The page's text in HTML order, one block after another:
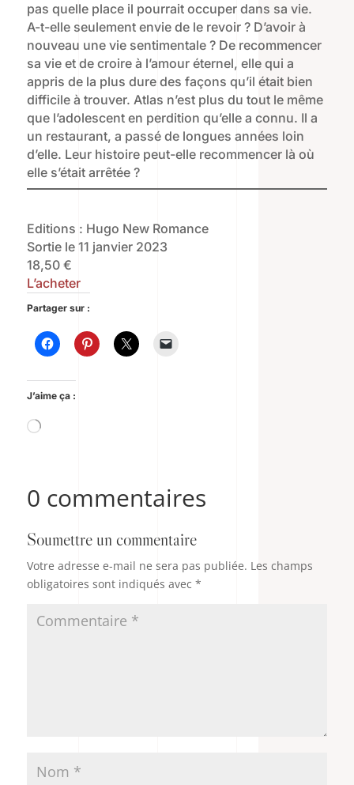
pas quelle place il pourrait occuper dans sa vie.
A-t-elle seulement envie de le revoir ? D’avoir à
nouveau une vie sentimentale ? De recommencer
sa vie et de croire à l’amour éternel, elle qui a
appris de la plus dure des façons qu’il était bien
difficile à trouver. Atlas n’est plus du tout le même
que l’adolescent en perdition qu’elle a connu. Il a
un restaurant, a passé de longues années loin
d’elle. Leur histoire peut-elle recommencer là où
elle s’était arrêtée ?
Editions : Hugo New Romance
Sortie le 11 janvier 2023
18,50 €
L’acheter
Partager sur :
J’aime ça :
Chargement…
0 commentaires
Soumettre un commentaire
Votre adresse e-mail ne sera pas publiée. Les champs
obligatoires sont indiqués avec *